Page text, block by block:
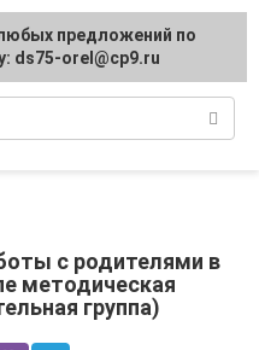
с родителями в
методическая
группа)
предложений по
ds75-orel@cp9.ru